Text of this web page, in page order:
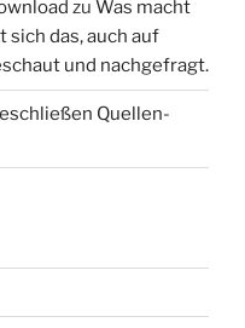
zu Was macht
sich das, auch auf
und nachgefragt.
Quellen-